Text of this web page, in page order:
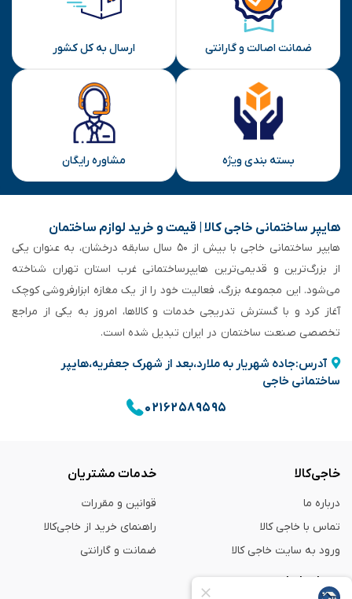
ارسال
ضمانت اصالت و گارانتی ارسال به کل کشور
بسته بندی ویژه مشاوره رایگان
هایپر ساختمانی خاجی‌ کالا | قیمت و خرید لوازم ساختمان
هایپر ساختمانی خاجی‌ با بیش از ۵۰ سال سابقه‌ درخشان، به عنوان یکی
از بزرگ‌ترین و قدیمی‌ترین هایپرساختمانی‌ غرب استان تهران شناخته
می‌شود. این مجموعه بزرگ، فعالیت خود را از یک مغازه ابزارفروشی کوچک
آغاز کرد و با گسترش تدریجی خدمات و کالاها، امروز به یکی از مراجع
تخصصی صنعت ساختمان در ایران تبدیل شده است.
آدرس:جاده شهریار به ملارد،بعد از شهرک جعفریه،هایپر
ساختمانی خاجی
۰۲۱۶۲۵۸۹۵۹۵
خاجی‌کالا
درباره ما
تماس با خاجی کالا
ورود به سایت خاجی‌ کالا
خدمات مشتریان
قوانین و مقررات
راهنمای خرید از خاجی‌کالا
ضمانت و گارانتی
همراه با ما